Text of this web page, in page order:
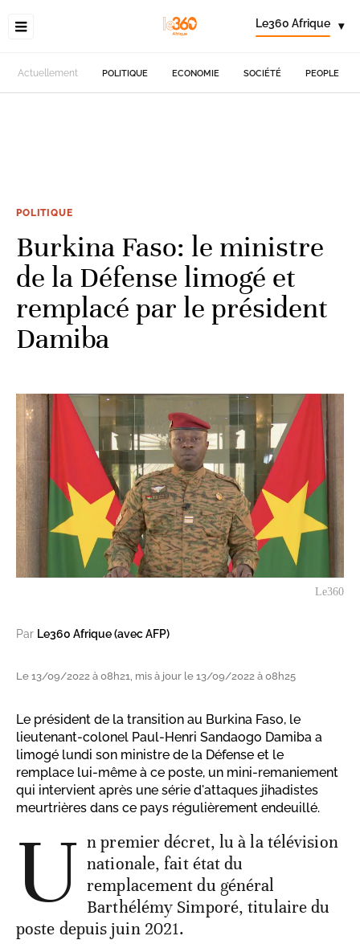
Le360 Afrique ▾
Actuellement POLITIQUE ECONOMIE SOCIÉTÉ PEOPLE
POLITIQUE
Burkina Faso: le ministre
de la Défense limogé et
remplacé par le président
Damiba
Le360
Par Le360 Afrique (avec AFP)
Le 13/09/2022 à 08h21, mis à jour le 13/09/2022 à 08h25
Le président de la transition au Burkina Faso, le
lieutenant-colonel Paul-Henri Sandaogo Damiba a
limogé lundi son ministre de la Défense et le
remplace lui-même à ce poste, un mini-remaniement
qui intervient après une série d'attaques jihadistes
meurtrières dans ce pays régulièrement endeuillé.
U n premier décret, lu à la télévision
nationale, fait état du
remplacement du général
Barthélémy Simporé, titulaire du
poste depuis juin 2021.